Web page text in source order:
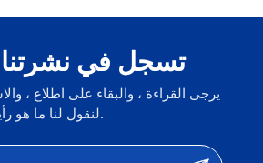
تسجل في نشرتنا
يرجى القراءة ، والبقاء على اطلاع ،
لنقول لنا ما هو رأيك.